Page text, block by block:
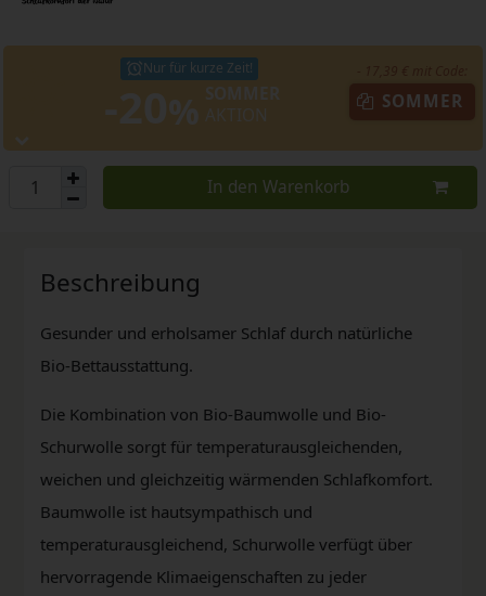
Nur für kurze Zeit!
SOMMER
In den Warenkorb
Beschreibung
Gesunder und erholsamer Schlaf durch natürliche
Bio-Bettausstattung.
Die Kombination von Bio-Baumwolle und Bio-
Schurwolle sorgt für temperaturausgleichenden,
weichen und gleichzeitig wärmenden Schlafkomfort.
Baumwolle ist hautsympathisch und
temperaturausgleichend, Schurwolle verfügt über
hervorragende Klimaeigenschaften zu jeder